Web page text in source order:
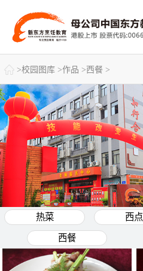
 >校园图库 >作品 >西餐 >
热菜 西点
西餐